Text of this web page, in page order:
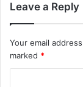
Leave a Reply
Your email
marked *